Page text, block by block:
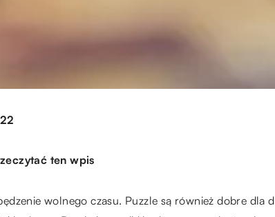
ten wpis
wolnego czasu. Puzzle są również dobre dla